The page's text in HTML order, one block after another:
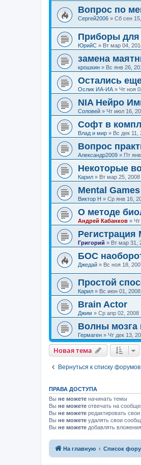
Вопрос по
Сергей2006 » Сб сен
Приборы
ЮрийС » Вт мар 04,
замена
крошкин » Вс янв 26,
Остались
Ослик ИА-ИА » Чт ноя
NIA Нейро
Соловей » Чт июл 16,
Софт в
Влад и мир » Вс дек 11,
Вопрос
Александр2009 » Пт
Некоторые
Карил » Вт мар 25, 2008
Mental
Виктор Н » Ср янв 16,
О методе
Андрей Кабанков » Чт
Регистрация
Григорий » Вт мар 31,
БОС
Джедай » Вс ноя 18,
Простой
Карил » Вс июн 01,
Brain Actor
Джим » Ср апр 02, 2008
Волны мозга
Гермаген » Чт дек 13,
Новая тема
Вернуться к списку форумов
ПРАВА ДОСТУПА
Вы не можете начинать темы
Вы не можете отвечать на
Вы не можете редактировать
Вы не можете удалять свои
Вы не можете добавлять вложения
На главную Список